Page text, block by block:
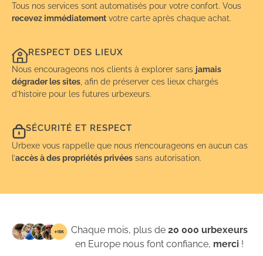
Tous nos services sont automatisés pour votre confort. Vous
recevez immédiatement votre carte après chaque achat.
RESPECT DES LIEUX
Nous encourageons nos clients à explorer sans jamais
dégrader les sites , afin de préserver ces lieux chargés
d’histoire pour les futures urbexeurs.
SÉCURITÉ ET RESPECT
Urbexe vous rappelle que nous n’encourageons en aucun cas
l’accès à des propriétés privées sans autorisation.
Chaque mois, plus de20 000 urbexeurs
en Europe nous font confiance, merci !